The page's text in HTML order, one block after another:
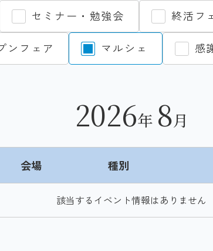
セミナー・勉強会 終活フ
ンフェア マルシェ 感
2026年 8月
会場 種別
該当するイベント情報はありません